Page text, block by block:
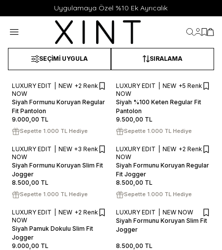
Uygulamaya Özel %10 Ek Ayrıcalık
SEÇIMI UYGULA SIRALAMA
50
SEPETE EKLE / +
LUXURY EDIT
NEW
NOW
+2 Renk
Siyah Formunu Koruyan Regular
Fit Pantolon
9.000,00 TL
Sepette 1.000 TL Hediye
50
SEPETE EKLE / +
LUXURY EDIT
NEW
NOW
+5 Renk
Siyah %100 Keten Regular Fit
Pantolon
9.500,00 TL
Sepette 1.000 TL Hediye
50
SEPETE EKLE / +
LUXURY EDIT
NEW
NOW
+3 Renk
Siyah Formunu Koruyan Slim Fit
Jogger
8.500,00 TL
Sepette 1.000 TL Hediye
SEPETE EKLE / +
LUXURY EDIT
NEW
NOW
+2 Renk
Siyah Formunu Koruyan Regular
Fit Jogger
8.500,00 TL
Sepette 1.000 TL Hediye
50
SEPETE EKLE / +
LUXURY EDIT
NEW
NOW
+2 Renk
Siyah Pamuk Dokulu Slim Fit
Jogger
9.000,00 TL
S M L XL XXL
SEPETE EKLE / +
LUXURY EDIT
NEW NOW
Siyah Formunu Koruyan Slim Fit
Jogger
8.500,00 TL